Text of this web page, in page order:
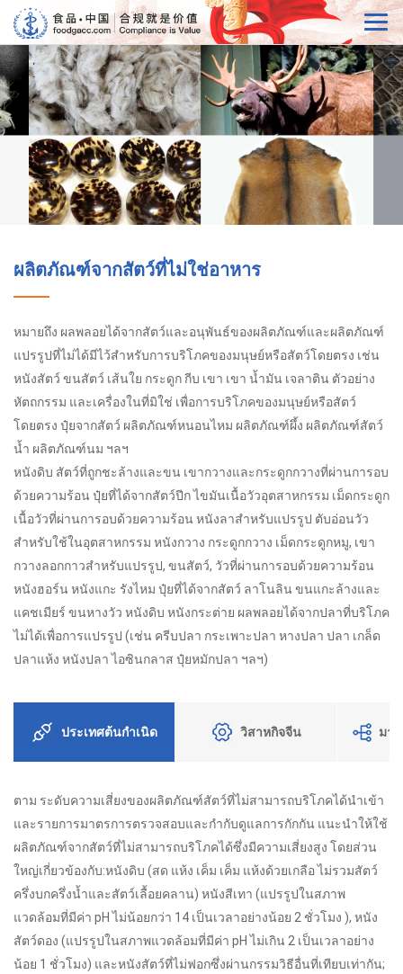
ผลิตภัณฑ์จากสัตว์ที่ไม่ใช่อาหาร
หมายถึง ผลพลอยได้จากสัตว์และอนุพันธ์ของผลิตภัณฑ์และผลิตภัณฑ์
แปรรูปที่ไม่ได้มีไว้สำหรับการบริโภคของมนุษย์หรือสัตว์โดยตรง เช่น
หนังสัตว์ ขนสัตว์ เส้นใย กระดูก กีบ เขา เขา น้ำมัน เจลาติน ตัวอย่าง
หัตถกรรม และเครื่องในที่มิใช่ เพื่อการบริโภคของมนุษย์หรือสัตว์
โดยตรง ปุ๋ยจากสัตว์ ผลิตภัณฑ์หนอนไหม ผลิตภัณฑ์ผึ้ง ผลิตภัณฑ์สัตว์
น้ำ ผลิตภัณฑ์นม ฯลฯ
หนังดิบ สัตว์ที่ถูกชะล้างและขน เขากวางและกระดูกกวางที่ผ่านการอบ
ด้วยความร้อน ปุ๋ยที่ได้จากสัตว์ปีก ไขมันเนื้อวัวอุตสาหกรรม เม็ดกระดูก
เนื้อวัวที่ผ่านการอบด้วยความร้อน หนังลาสำหรับแปรรูป ตับอ่อนวัว
สำหรับใช้ในอุตสาหกรรม หนังกวาง กระดูกกวาง เม็ดกระดูกหมู, เขา
กวางลอกกาวสำหรับแปรรูป, ขนสัตว์, วัวที่ผ่านการอบด้วยความร้อน
หนังฮอร์น หนังแกะ รังไหม ปุ๋ยที่ได้จากสัตว์ ลาโนลิน ขนแกะล้างและ
แคชเมียร์ ขนหางวัว หนังดิบ หนังกระต่าย ผลพลอยได้จากปลาที่บริโภค
ไม่ได้เพื่อการแปรรูป (เช่น ครีบปลา กระเพาะปลา หางปลา ปลา เกล็ด
ปลาแห้ง หนังปลา ไอซินกลาส ปุ๋ยหมักปลา ฯลฯ)
ประเทศต้นกําเนิด วิสาหกิจจีน มา
ตาม ระดับความเสี่ยงของผลิตภัณฑ์สัตว์ที่ไม่สามารถบริโภคได้นำเข้า
และรายการมาตรการตรวจสอบและกำกับดูแลการกักกัน แนะนำให้ใช้
ผลิตภัณฑ์จากสัตว์ที่ไม่สามารถบริโภคได้ซึ่งมีความเสี่ยงสูง โดยส่วน
ใหญ่เกี่ยวข้องกับ:หนังดิบ (สด แห้ง เค็ม เค็ม แห้งด้วยเกลือ ไม่รวมสัตว์
ครึ่งบกครึ่งน้ำและสัตว์เลื้อยคลาน) หนังสีเทา (แปรรูปในสภาพ
แวดล้อมที่มีค่า pH ไม่น้อยกว่า 14 เป็นเวลาอย่างน้อย 2 ชั่วโมง ), หนัง
สัตว์ดอง (แปรรูปในสภาพแวดล้อมที่มีค่า pH ไม่เกิน 2 เป็นเวลาอย่าง
น้อย 1 ชั่วโมง) และหนังสัตว์ที่ไม่ฟอกซึ่งผ่านกรรมวิธีอื่นที่เทียบเท่ากัน;